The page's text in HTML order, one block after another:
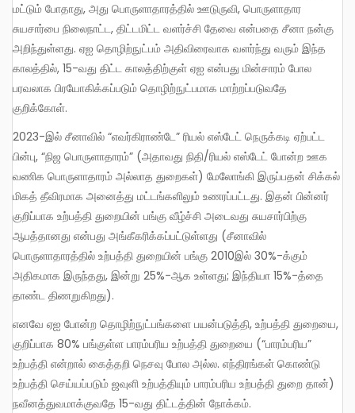
மட்டும் போதாது, அது பொருளாதாரத்தில் ஊடுருவி, பொருளாதார
சுயசார்பை நிலைநாட்ட, திட்டமிட்ட வளர்ச்சி தேவை என்பதை சீனா நன்கு
அறிந்துள்ளது. ஏஐ தொழிற்நுட்பம் அதிவிரைவாக வளர்ந்து வரும் இந்த
காலத்தில், 15-வது திட்ட காலத்திற்குள் ஏஐ என்பது மின்சாரம் போல
பரவலாக பிரயோகிக்கப்படும் தொழிற்நுட்பமாக மாற்றப்படுவதே
குறிக்கோள்.
2023-இல் சீனாவில் “எவர்கிராண்டே” ரியல் எஸ்டேட் நெருக்கடி ஏற்பட்ட
பின்பு, “நிஜ பொருளாதாரம்” (அதாவது நிதி/ரியல் எஸ்டேட் போன்ற ஊக
வணிக பொருளாதாரம் அல்லாத துறைகள்) மேலோங்கி இருப்பதன் சிக்கல்
மிகத் தீவிரமாக அனைத்து மட்டங்களிலும் உணரப்பட்டது. இதன் பின்னர்
குறிப்பாக உற்பத்தி துறையின் பங்கு வீழ்ச்சி அடைவது சுயசார்பிற்கு
ஆபத்தானது என்பது அங்கீகரிக்கப்பட்டுள்ளது (சீனாவில்
பொருளாதாரத்தில் உற்பத்தி துறையின் பங்கு 2010இல் 30%-க்கும்
அதிகமாக இருந்தது, இன்று 25%-ஆக உள்ளது; இந்தியா 15%-த்தை
தாண்ட திணறுகிறது).
எனவே ஏஐ போன்ற தொழிற்நுட்பங்களை பயன்படுத்தி, உற்பத்தி துறையை,
குறிப்பாக 80% பங்குள்ள பாரம்பரிய உற்பத்தி துறையை (“பாரம்பரிய”
உற்பத்தி என்றால் கைத்தறி நெசவு போல அல்ல. எந்திரங்கள் கொண்டு
உற்பத்தி செய்யப்படும் ஜவுளி உற்பத்தியும் பாரம்பரிய உற்பத்தி துறை தான்)
நவீனத்துவமாக்குவதே 15-வது திட்டத்தின் நோக்கம்.